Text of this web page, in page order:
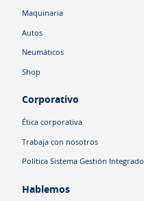
Maquinaria
Autos
Neumáticos
Shop
Corporativo
Ética corporativa
Trabaja con nosotros
Política Sistema Gestión Integrado
Hablemos